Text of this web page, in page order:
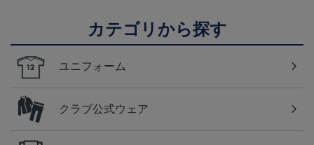
カテゴリから探す
ユニフォーム
クラブ公式ウェア